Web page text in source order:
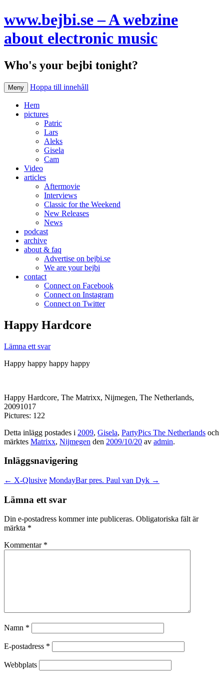
www.bejbi.se – A webzine
about electronic music
Who's your bejbi tonight?
Meny Hoppa till innehåll
Hem
pictures
Patric
Lars
Aleks
Gisela
Cam
Video
articles
Aftermovie
Interviews
Classic for the Weekend
New Releases
News
podcast
archive
about & faq
Advertise on bejbi.se
We are your bejbi
contact
Connect on Facebook
Connect on Instagram
Connect on Twitter
Happy Hardcore
Lämna ett svar
Happy happy happy happy
Happy Hardcore, The Matrixx, Nijmegen, The Netherlands,
20091017
Pictures: 122
Detta inlägg postades i 2009, Gisela, PartyPics The Netherlands och
märktes Matrixx, Nijmegen den 2009/10/20 av admin.
Inläggsnavigering
← X-Qlusive MondayBar pres. Paul van Dyk →
Lämna ett svar
Din e-postadress kommer inte publiceras. Obligatoriska fält är
märkta *
Kommentar *
Namn *
E-postadress *
Webbplats